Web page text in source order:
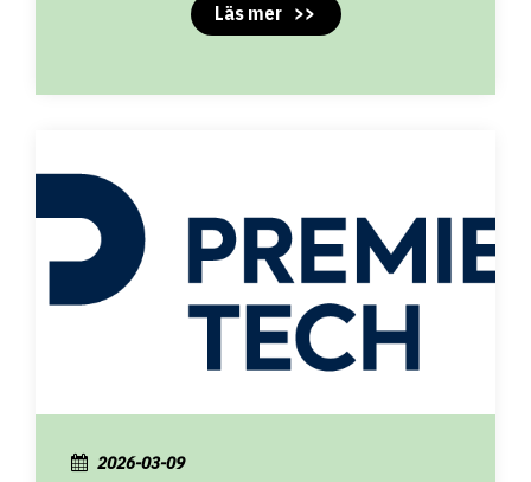
Läs mer
2026-03-09